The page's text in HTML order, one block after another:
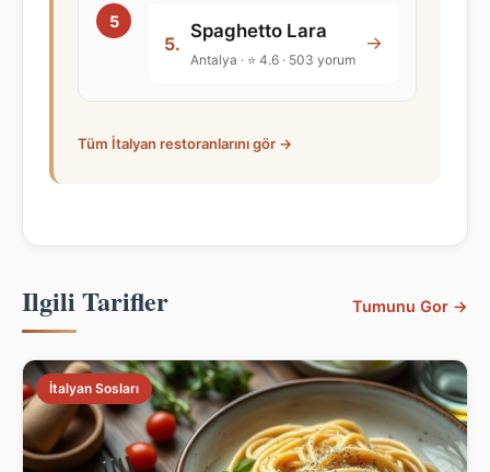
5.
Spaghetto Lara
Antalya · ⭐ 4.6 · 503 yorum
→
Tüm İtalyan restoranlarını gör →
Ilgili Tarifler Tumunu Gor →
İtalyan Sosları